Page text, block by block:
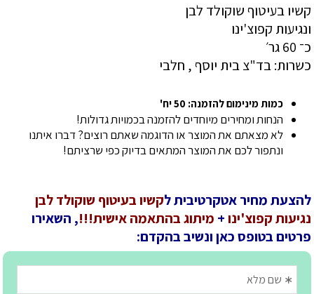
קשיו בעיטוף שוקולד לבן
ונגיעות קפוצ'ינו
כ־ 60 גר׳
כשרות: בד"צ בית יוסף , חלבי
כמות מינימום להזמנה: 50 יח'
הנחות ומחירים מיוחדים להזמנה בכמויות גדולות!
לא מצאתם את המוצר או הדוגמה שאתם רוצים? דברו איתנו
ונתפור לכם את המוצר המתאים בדיוק כפי שרציתם!
להצעת מחיר אטקרטיבית לקשיו בעיטוף שוקולד לבן
נגיעות קפוצ'ינו+ מיתוג בהתאמה אישית!!!, השאירו
פרטים בטופס כאן ונשיב בהקדם: